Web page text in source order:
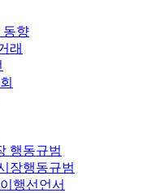
동향
래
행동규범
장행동규범
행선언서